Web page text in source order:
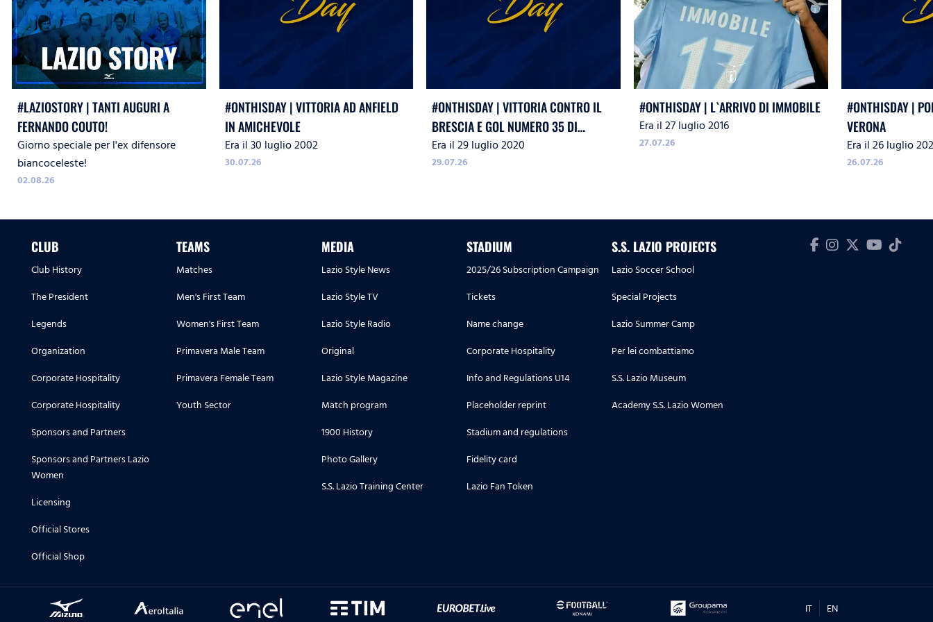
#LAZIOSTORY | TANTI AUGURI A
FERNANDO COUTO!
Giorno speciale per l'ex difensore
biancoceleste!
02.08.26
#ONTHISDAY | VITTORIA AD ANFIELD
IN AMICHEVOLE
Era il 30 luglio 2002
30.07.26
#ONTHISDAY | VITTORIA CONTRO IL
BRESCIA E GOL NUMERO 35 DI
IMMOBILE
Era il 29 luglio 2020
29.07.26
#ONTHISDAY | L`ARRIVO DI IMMOBILE
Era il 27 luglio 2016
27.07.26
#ONTHISDAY |
VERONA
Era il 26 luglio
26.07.26
CLUB
Club History
The President
Legends
Organization
Corporate Hospitality
Corporate Hospitality
Sponsors and Partners
Sponsors and Partners Lazio
Women
Licensing
Official Stores
Official Shop
TEAMS
Matches
Men's First Team
Women's First Team
Primavera Male Team
Primavera Female Team
Youth Sector
MEDIA
Lazio Style News
Lazio Style TV
Lazio Style Radio
Original
Lazio Style Magazine
Match program
1900 History
Photo Gallery
S.S. Lazio Training Center
STADIUM
2025/26 Subscription Campaign
Tickets
Name change
Corporate Hospitality
Info and Regulations U14
Placeholder reprint
Stadium and regulations
Fidelity card
Lazio Fan Token
S.S. LAZIO PROJECTS
Lazio Soccer School
Special Projects
Lazio Summer Camp
Per lei combattiamo
S.S. Lazio Museum
Academy S.S. Lazio Women
IT EN